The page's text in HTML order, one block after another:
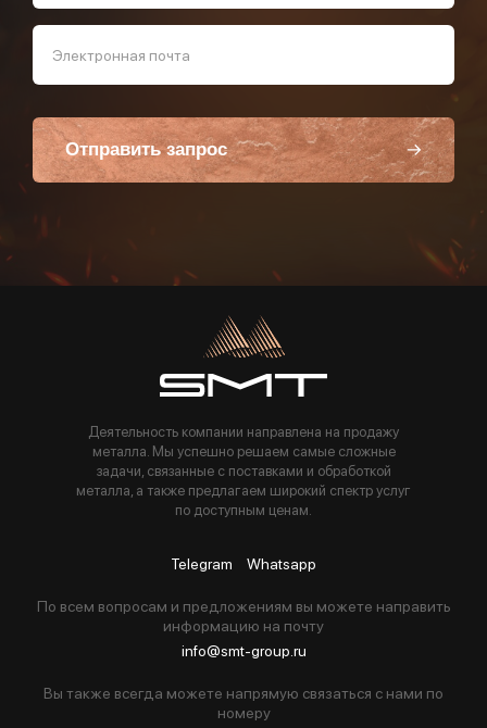
Электронная почта
Отправить запрос
Пользуясь данной формой вы соглашаетесь с политикой компании
Деятельность компании направлена на продажу
металла. Мы успешно решаем самые сложные
задачи, связанные с поставками и обработкой
металла, а также предлагаем широкий спектр услуг
по доступным ценам.
Telegram Whatsapp
По всем вопросам и предложениям вы можете направить
информацию на почту
info@smt-group.ru
Вы также всегда можете напрямую связаться с нами по
номеру